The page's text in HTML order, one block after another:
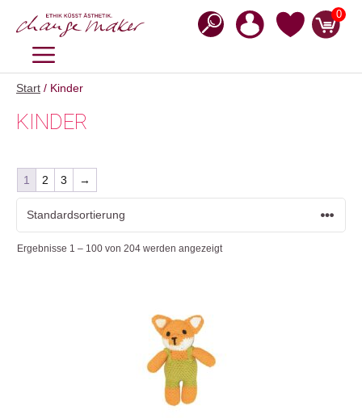
Inhalt
0
MENÜ
Start / Kinder
KINDER
1 2 3 →
Ergebnisse 1 – 100 von 204 werden angezeigt